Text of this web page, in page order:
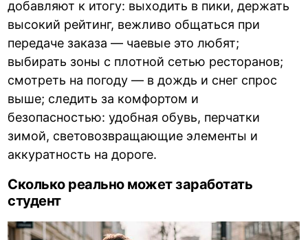
добавляют к итогу: выходить в пики, держать
высокий рейтинг, вежливо общаться при
передаче заказа — чаевые это любят;
выбирать зоны с плотной сетью ресторанов;
смотреть на погоду — в дождь и снег спрос
выше; следить за комфортом и
безопасностью: удобная обувь, перчатки
зимой, световозвращающие элементы и
аккуратность на дороге.
Сколько реально может заработать
студент